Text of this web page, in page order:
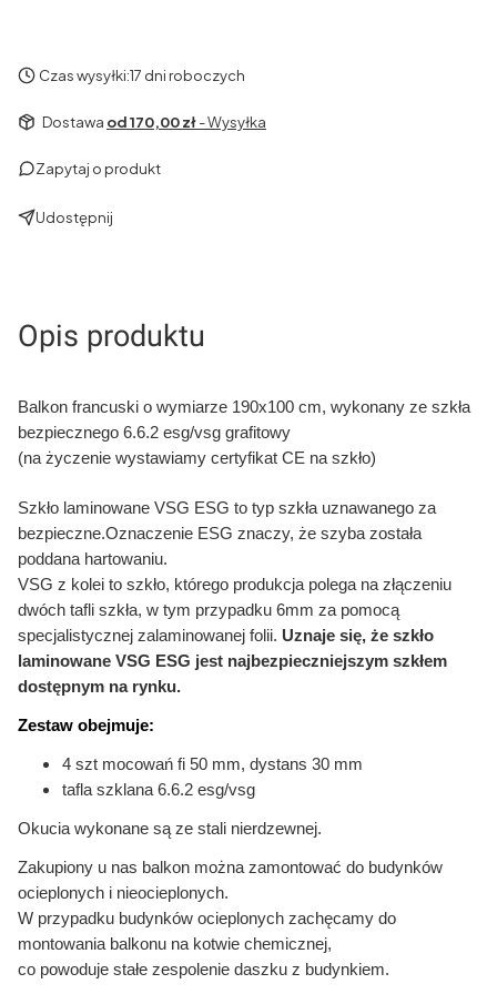
Czas wysyłki:17 dni roboczych
Dostawa od 170,00 zł- Wysyłka
Zapytaj o produkt
Udostępnij
Opis produktu
Balkon francuski o wymiarze 190x100 cm, wykonany ze szkła
bezpiecznego 6.6.2 esg/vsg grafitowy
(na życzenie wystawiamy certyfikat CE na szkło)
Szkło laminowane VSG ESG to typ szkła uznawanego za
bezpieczne.Oznaczenie ESG znaczy, że szyba została
poddana hartowaniu.
VSG z kolei to szkło, którego produkcja polega na złączeniu
dwóch tafli szkła, w tym przypadku 6mm za pomocą
specjalistycznej zalaminowanej folii. Uznaje się, że szkło
laminowane VSG ESG jest najbezpieczniejszym szkłem
dostępnym na rynku.
Zestaw obejmuje:
4 szt mocowań fi 50 mm, dystans 30 mm
tafla szklana 6.6.2 esg/vsg
Okucia wykonane są ze stali nierdzewnej.
Zakupiony u nas balkon można zamontować do budynków
ocieplonych i nieocieplonych.
W przypadku budynków ocieplonych zachęcamy do
montowania balkonu na kotwie chemicznej,
co powoduje stałe zespolenie daszku z budynkiem.